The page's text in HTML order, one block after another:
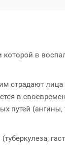
в
страдают
в
(ангины,